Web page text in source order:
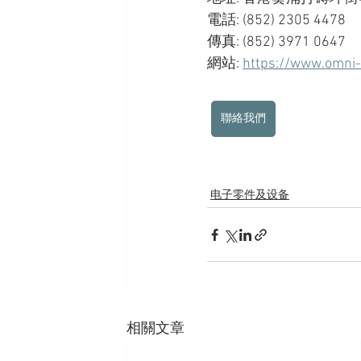
電話: (852) 2305 4478
傳真: (852) 3971 0647
網站: https://
聯絡我們
电子零件及设备
相關文章